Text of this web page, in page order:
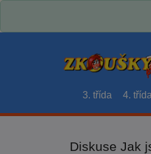
3. třída 4. třída
Diskuse Jak